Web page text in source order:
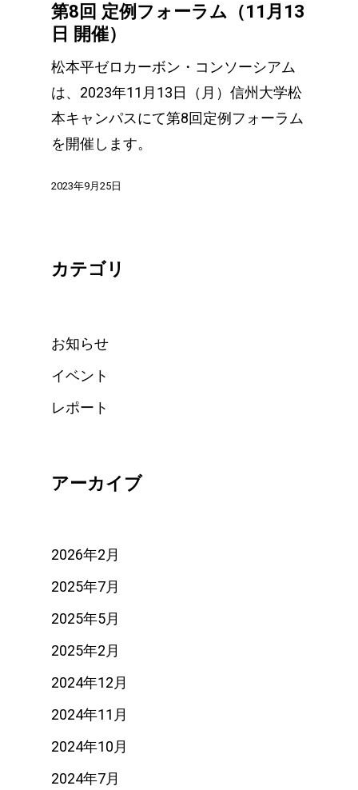
第8回 定例フォーラム（11月13
日 開催）
松本平ゼロカーボン・コンソーシアム
は、2023年11月13日（月）信州大学松
本キャンパスにて第8回定例フォーラム
を開催します。
2023年9月25日
カテゴリ
お知らせ
イベント
レポート
アーカイブ
2026年2月
2025年7月
2025年5月
2025年2月
2024年12月
2024年11月
2024年10月
2024年7月